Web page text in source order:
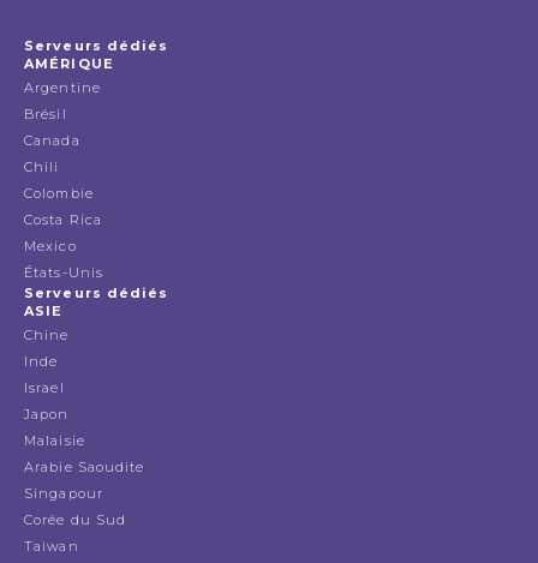
Serveurs dédiés
AMÉRIQUE
Argentine
Brésil
Canada
Chili
Colombie
Costa Rica
Mexico
États-Unis
Serveurs dédiés
ASIE
Chine
Inde
Israel
Japon
Malaisie
Arabie Saoudite
Singapour
Corée du Sud
Taiwan